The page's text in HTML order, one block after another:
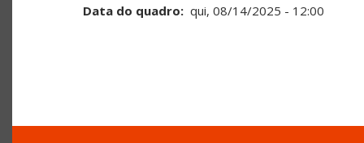
Data do quadro
qui, 08/14/2025 - 12:00